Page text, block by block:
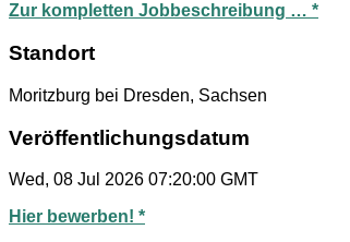
Zur kompletten Jobbeschreibung … *
Standort
Moritzburg bei Dresden, Sachsen
Veröffentlichungsdatum
Wed, 08 Jul 2026 07:20:00 GMT
Hier bewerben! *